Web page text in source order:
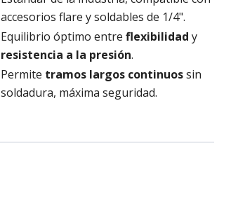
accesorios flare y soldables de 1/4".
Equilibrio óptimo entre flexibilidad y
resistencia a la presión.
Permite tramos largos continuossin
soldadura, máxima seguridad.